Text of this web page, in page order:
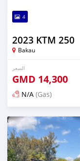
4
2023 KTM 250
Bakau
السعر
GMD 14,300
N/A (Gas)
تم النشر منذ 3 أشهر مضت